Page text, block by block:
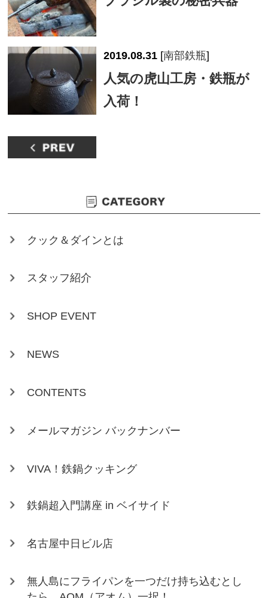
2019.08.31 [南部鉄瓶]
人気の虎山工房・鉄瓶が
入荷！
クック＆ダインとは
スタッフ紹介
SHOP EVENT
NEWS
CONTENTS
メールマガジン バックナンバー
VIVA！鉄鍋クッキング
鉄鍋超入門講座 in ベイサイド
名古屋中日ビル店
無人島にフライパンを一つだけ持ち込むとし